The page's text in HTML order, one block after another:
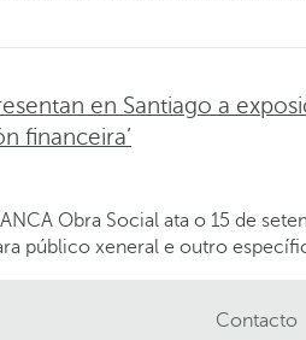
en Santiago a
financeira’
Obra Social ata o 15 de
público xeneral e outro
Contacto